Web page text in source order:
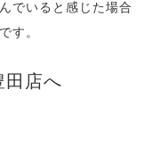
でいると感じた場合
す。
田店へ